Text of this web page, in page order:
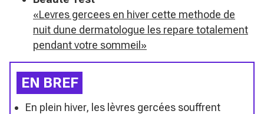
«Levres gercees en hiver cette methode de
nuit dune dermatologue les repare totalement
pendant votre sommeil»
EN BREF
En plein hiver, les lèvres gercées souffrent